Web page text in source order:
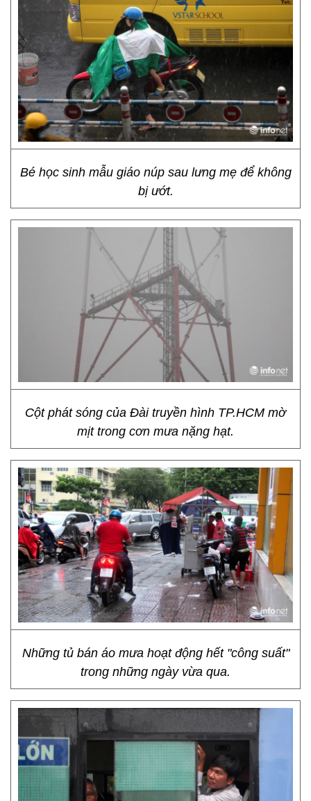
Bé học sinh mẫu giáo núp sau lưng mẹ để không
bị ướt.
Cột phát sóng của Đài truyền hình TP.HCM mờ
mịt trong cơn mưa nặng hạt.
Những tủ bán áo mưa hoạt động hết "công suất"
trong những ngày vừa qua.